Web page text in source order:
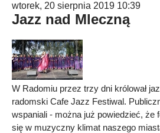
wtorek, 20 sierpnia 2019 10:39
Jazz nad Mleczną
W Radomiu przez trzy dni królował
radomski Cafe Jazz Festiwal.
wspaniali - można już powiedzieć, że
się w muzyczny klimat naszego